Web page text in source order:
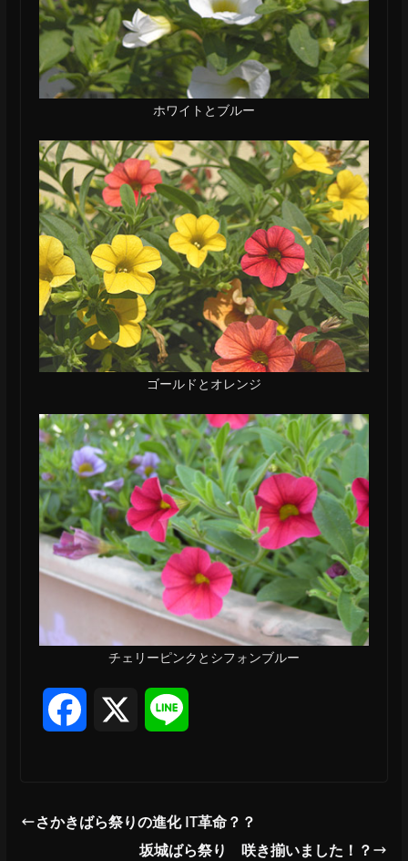
ホワイトとブルー
ゴールドとオレンジ
チェリーピンクとシフォンブルー
e
さかきばら祭りの進化 IT革命？？
坂城ばら祭り 咲き揃いました！？